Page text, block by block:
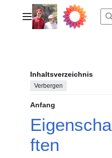
springenHauptmenü
Inhaltsverzeichnis
Verbergen
Anfang
Eigenscha
ften